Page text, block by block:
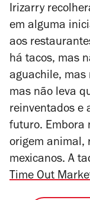
Irizarry
em alguma
aos
há tacos, mas
aguachile, mas
mas não leva
reinventados e
futuro. Embora
origem animal,
mexicanos. A
Time Out